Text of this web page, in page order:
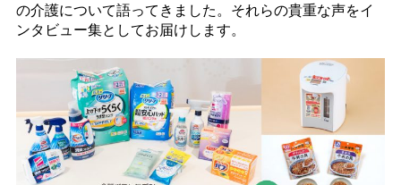
の介護について語ってきました。それらの貴重な声をイ
ンタビュー集としてお届けします。